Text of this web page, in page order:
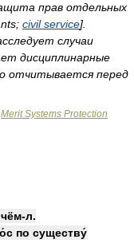
прав отдельных
civil service].
случаи
дисциплинарные
отчитывается перед
Merit Systems Protection
л.
по существу́